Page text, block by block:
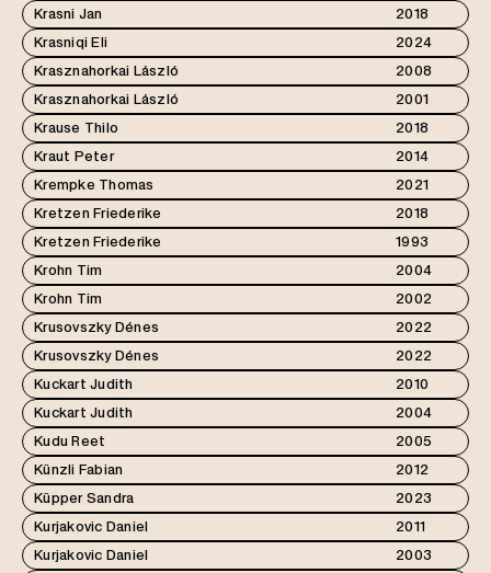
Krasni Jan
2018
Krasniqi Eli
2024
Krasznahorkai László
2008
Krasznahorkai László
2001
Krause Thilo
2018
Kraut Peter
2014
Krempke Thomas
2021
Kretzen Friederike
2018
Kretzen Friederike
1993
Krohn Tim
2004
Krohn Tim
2002
Krusovszky Dénes
2022
Krusovszky Dénes
2022
Kuckart Judith
2010
Kuckart Judith
2004
Kudu Reet
2005
Künzli Fabian
2012
Küpper Sandra
2023
Kurjakovic Daniel
2011
Kurjakovic Daniel
2003